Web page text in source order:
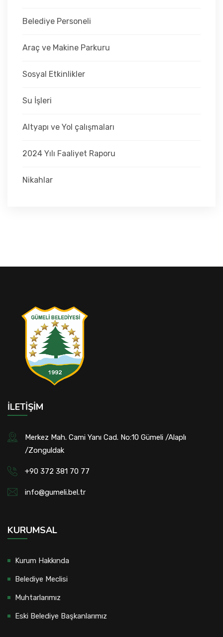
Belediye Personeli
Araç ve Makine Parkuru
Sosyal Etkinlikler
Su İşleri
Altyapı ve Yol çalışmaları
2024 Yılı Faaliyet Raporu
Nikahlar
İLETIŞIM
Merkez Mah. Cami Yanı Cad. No:10 Gümeli /Alaplı
/Zonguldak
+90 372 381 70 77
info@gumeli.bel.tr
KURUMSAL
Kurum Hakkında
Belediye Meclisi
Muhtarlarımız
Eski Belediye Başkanlarımız